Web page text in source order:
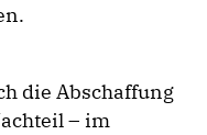
die Abschaffung
– im